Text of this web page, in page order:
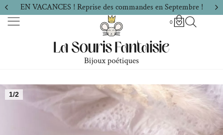
EN VACANCES ! Reprise des commandes en Septembre !
0
1/2